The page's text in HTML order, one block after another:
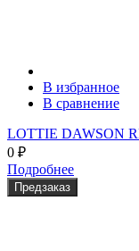
В избранное
В сравнение
LOTTIE DAWSON
0 ₽
Подробнее
Предзаказ